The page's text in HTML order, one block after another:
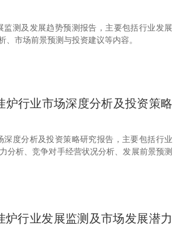
测及发展趋势预测报告，主要包括行业发展
市场前景预测与投资建议等内容。
行业市场深度分析及投资策略
度分析及投资策略研究报告，主要包括行业
分析、竞争对手经营状况分析、发展前景预测
行业发展监测及市场发展潜力